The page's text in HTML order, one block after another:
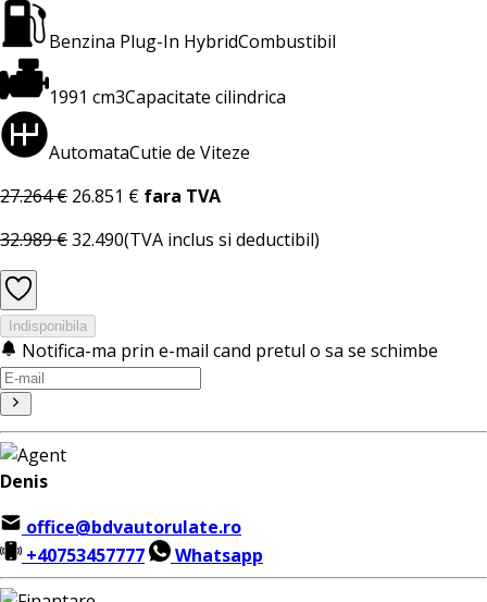
Benzina Plug-In HybridCombustibil
1991 cm3Capacitate cilindrica
AutomataCutie de Viteze
27.264 € 26.851 € fara TVA
32.989 €32.490(TVA inclus si deductibil)
Indisponibila
Notifica-ma prin e-mail cand pretul o sa se schimbe
Denis
office@bdvautorulate.ro
+40753457777
Whatsapp